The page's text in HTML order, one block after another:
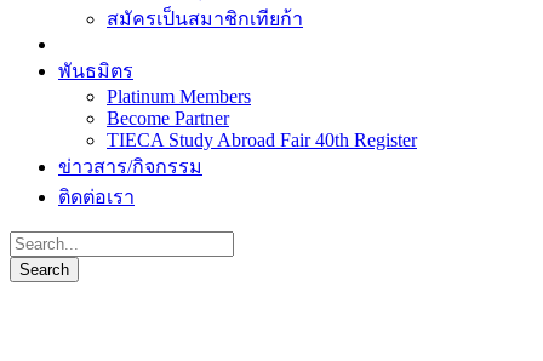
สมัครเป็นสมาชิกเทียก้า
พันธมิตร
Platinum Members
Become Partner
TIECA Study Abroad Fair 40th Register
ข่าวสาร/กิจกรรม
ติดต่อเรา